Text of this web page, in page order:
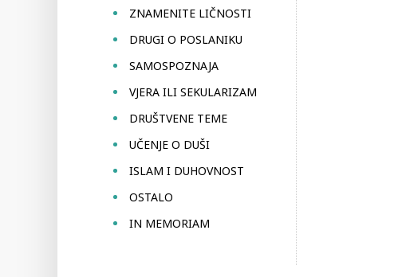
ZNAMENITE LIČNOSTI
DRUGI O POSLANIKU
SAMOSPOZNAJA
VJERA ILI SEKULARIZAM
DRUŠTVENE TEME
UČENJE O DUŠI
ISLAM I DUHOVNOST
OSTALO
IN MEMORIAM